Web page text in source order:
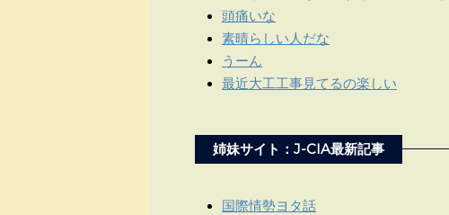
頭痛いな
素晴らしい人だな
うーん
最近大工工事見てるの楽しい
姉妹サイト：J-CIA最新記事
国際情勢ヨタ話